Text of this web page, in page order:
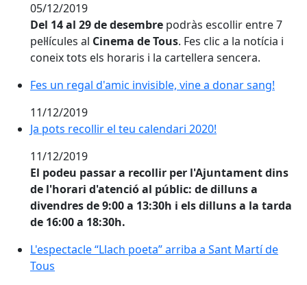
05/12/2019
Del 14 al 29 de desembre podràs escollir entre 7
pel·lícules al Cinema de Tous. Fes clic a la notícia i
coneix tots els horaris i la cartellera sencera.
Fes un regal d'amic invisible, vine a donar sang!
Fes un regal d'amic invisible, vine a donar sang!
11/12/2019
Ja pots recollir el teu calendari 2020!
Ja pots recollir el teu calendari 2020!
11/12/2019
El podeu passar a recollir per l'Ajuntament dins
de l'horari d'atenció al públic: de dilluns a
divendres de 9:00 a 13:30h i els dilluns a la tarda
de 16:00 a 18:30h.
L'espectacle “Llach poeta” arriba a Sant Martí de Tous
L'espectacle “Llach poeta” arriba a Sant Martí de
Tous